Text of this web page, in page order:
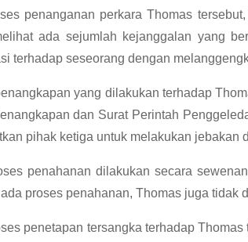
penanganan perkara Thomas
ada sejumlah kejanggalan yang
terhadap seseorang dengan
yang dilakukan terhadap
dan Surat Perintah
pihak ketiga untuk melakukan jebakan
penahanan dilakukan secara
proses penahanan, Thomas juga tidak
penetapan tersangka terhadap